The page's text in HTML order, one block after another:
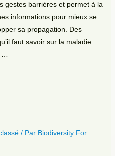
gestes barrières et permet à la
informations pour mieux se
sa propagation. Des
faut savoir sur la maladie :
…
/ Par Biodiversity For